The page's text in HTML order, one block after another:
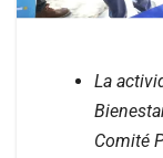
La
Comité